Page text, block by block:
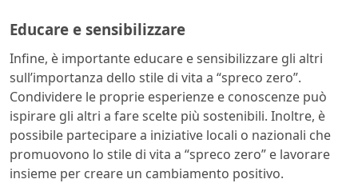
Educare e sensibilizzare
Infine, è importante educare e sensibilizzare gli altri
sull’importanza dello stile di vita a “spreco zero”.
Condividere le proprie esperienze e conoscenze può
ispirare gli altri a fare scelte più sostenibili. Inoltre, è
possibile partecipare a iniziative locali o nazionali che
promuovono lo stile di vita a “spreco zero” e lavorare
insieme per creare un cambiamento positivo.